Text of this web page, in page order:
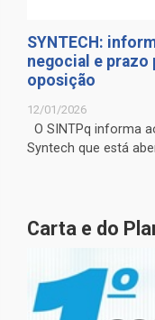
SYNTECH:
negocial e prazo
oposição
12/01/2026
O SINTPq informa
Syntech que está
Carta e do